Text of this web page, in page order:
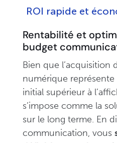
ROI rapide et
Rentabilité et
budget
Bien que l’acquisition
numérique
initial supérieur à
s’impose comme la
sur le long terme. En
communication, vous